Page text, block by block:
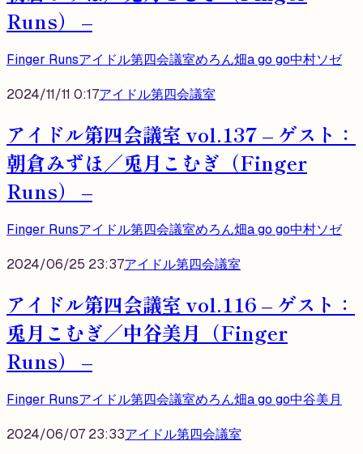
Runs） –
Finger Runsアイドル第四会議室めろん畑a go go中村ソゼ
2024/11/11 0:17アイドル第四会議室
アイドル第四会議室 vol.137 – ゲスト：
朝倉みずほ／兎月こむぎ（Finger
Runs） –
Finger Runsアイドル第四会議室めろん畑a go go中村ソゼ
2024/06/25 23:37アイドル第四会議室
アイドル第四会議室 vol.116 – ゲスト：
兎月こむぎ／中谷美月（Finger
Runs） –
Finger Runsアイドル第四会議室めろん畑a go go中谷美月
2024/06/07 23:33アイドル第四会議室